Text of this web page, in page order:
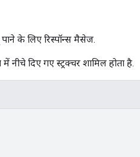
के लिए रिस्पॉन्स मैसेज.
दिए गए स्ट्रक्चर शामिल होता है.